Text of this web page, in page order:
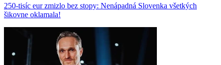
250-tisíc eur zmizlo bez stopy: Nenápadná Slovenka všetkých
šikovne oklamala!